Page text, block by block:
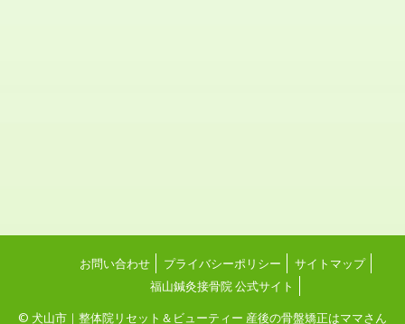
お問い合わせ プライバシーポリシー
サイトマップ
福山鍼灸接骨院 公式サイト
© 犬山市｜整体院リセット＆ビューティー 産後の骨盤矯正はママさん